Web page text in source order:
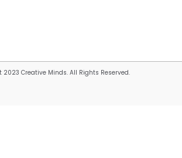
2023 Creative Minds. All Rights Reserved.